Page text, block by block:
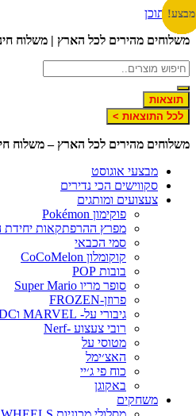
דלג לתוכן
משלוחים מהירים לכל הארץ | משלוח חינם
תוצאות
לכל התוצאות >
משלוחים מהירים לכל הארץ – משלוח חינם
מבצעי אוגוסט
סקווישים הכי נדירים
צעצועים ומותגים
פוקימון Pokémon
מפרץ ההרפתקאות יחידת
סמי הכבאי
קוקומלון CoCoMelon
בובות POP
סופר מריו Super Mario
פרוזן-FROZEN
גיבורי על- MARVEL וDC
רובי צעצוע -Nerf
מטוסי על
האצ׳ימל
כוח פי ג׳יי
באקוגן
משחקים
מבצע!
מבצע!
מבצע!
מבצע!
מבצע!
מבצע!
מבצע!